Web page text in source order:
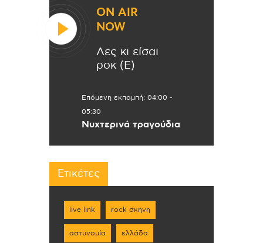
ON AIR
NOW
Λες κι είσαι
ροκ (Ε)
Επόμενη εκπομπή: 04:00 -
05:30
Νυχτερινά τραγούδια
Ετικέτες
live link rock σκηνη
αστυνομία ελλάδα